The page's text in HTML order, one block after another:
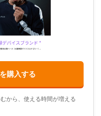
購入する
から、使える時間が増える